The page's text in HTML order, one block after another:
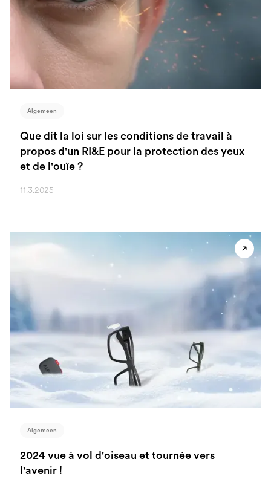
Algemeen
Que dit la loi sur les conditions de travail à
propos d'un RI&E pour la protection des yeux
et de l'ouïe ?
11.3.2025
Algemeen
2024 vue à vol d'oiseau et tournée vers
l'avenir !